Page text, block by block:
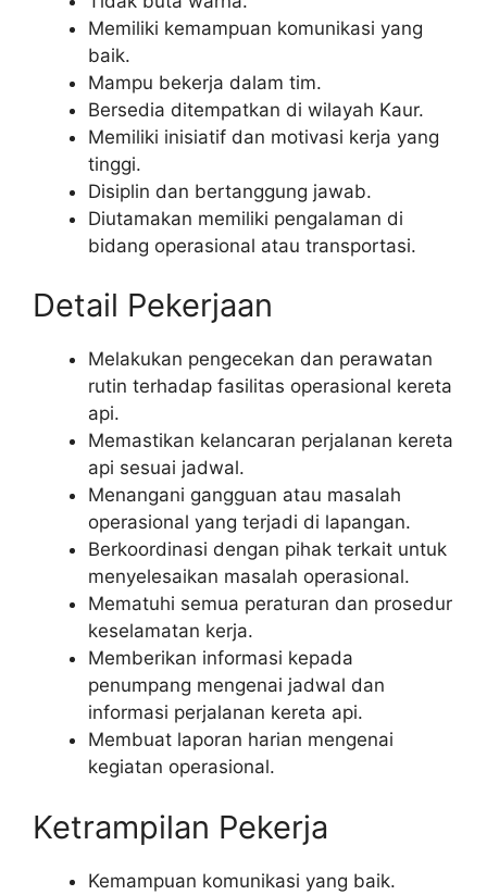
Memiliki kemampuan komunikasi yang
baik.
Mampu bekerja dalam tim.
Bersedia ditempatkan di wilayah Kaur.
Memiliki inisiatif dan motivasi kerja yang
tinggi.
Disiplin dan bertanggung jawab.
Diutamakan memiliki pengalaman di
bidang operasional atau transportasi.
Detail Pekerjaan
Melakukan pengecekan dan perawatan
rutin terhadap fasilitas operasional kereta
api.
Memastikan kelancaran perjalanan kereta
api sesuai jadwal.
Menangani gangguan atau masalah
operasional yang terjadi di lapangan.
Berkoordinasi dengan pihak terkait untuk
menyelesaikan masalah operasional.
Mematuhi semua peraturan dan prosedur
keselamatan kerja.
Memberikan informasi kepada
penumpang mengenai jadwal dan
informasi perjalanan kereta api.
Membuat laporan harian mengenai
kegiatan operasional.
Ketrampilan Pekerja
Kemampuan komunikasi yang baik.